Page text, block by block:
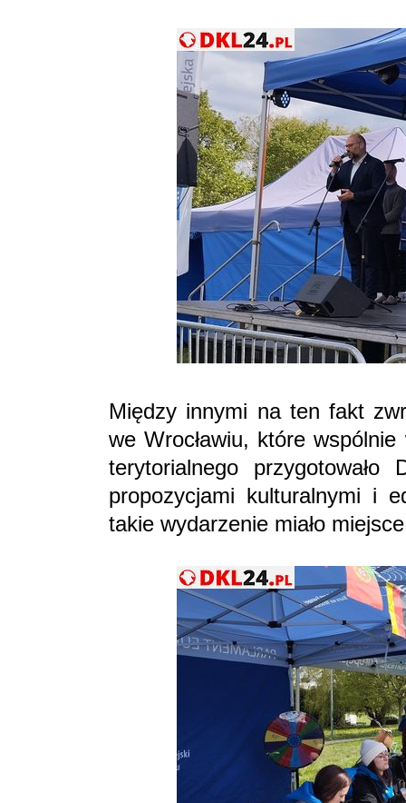
Między innymi na ten fakt
we Wrocławiu, które
terytorialnego przygotowało
propozycjami kulturalnymi i
takie wydarzenie miało